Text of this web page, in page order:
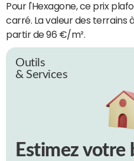
Pour l'Hexagone, ce prix
carré. La valeur des terrains
partir de 96 €/m².
Outils
& Services
Estimez votre